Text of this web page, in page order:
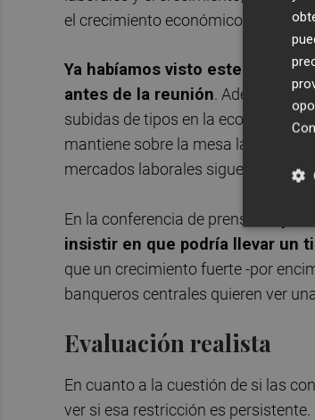
el crecimiento económico, lo que
Ya habíamos visto este
antes de la reunión. Además,
subidas de tipos en la economía.
mantiene sobre la mesa la opción
mercados laborales siguen
En la conferencia de prensa,
insistir en que podría llevar un
que un crecimiento fuerte -por
banqueros centrales quieren ver
Evaluación realista
En cuanto a la cuestión de si las
ver si esa restricción es